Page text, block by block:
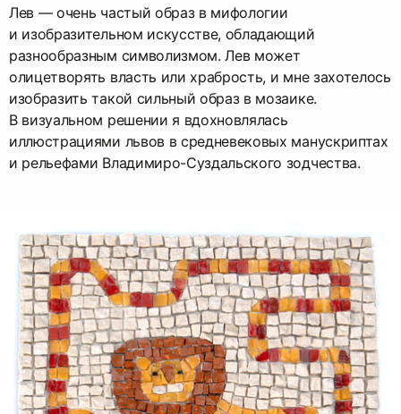
Лев — очень частый образ в мифологии
и изобразительном искусстве, обладающий
разнообразным символизмом. Лев может
олицетворять власть или храбрость, и мне захотелось
изобразить такой сильный образ в мозаике.
В визуальном решении я вдохновлялась
иллюстрациями львов в средневековых манускриптах
и рельефами Владимиро-Суздальского зодчества.